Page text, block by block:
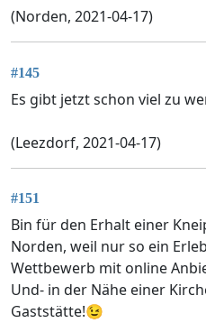
(Norden, 2021-04-17)
#145
Es gibt jetzt schon viel zu
(Leezdorf, 2021-04-17)
#151
Bin für den Erhalt einer
Norden, weil nur so ein
Wettbewerb mit online
Und- in der Nähe einer
Gaststätte!😉